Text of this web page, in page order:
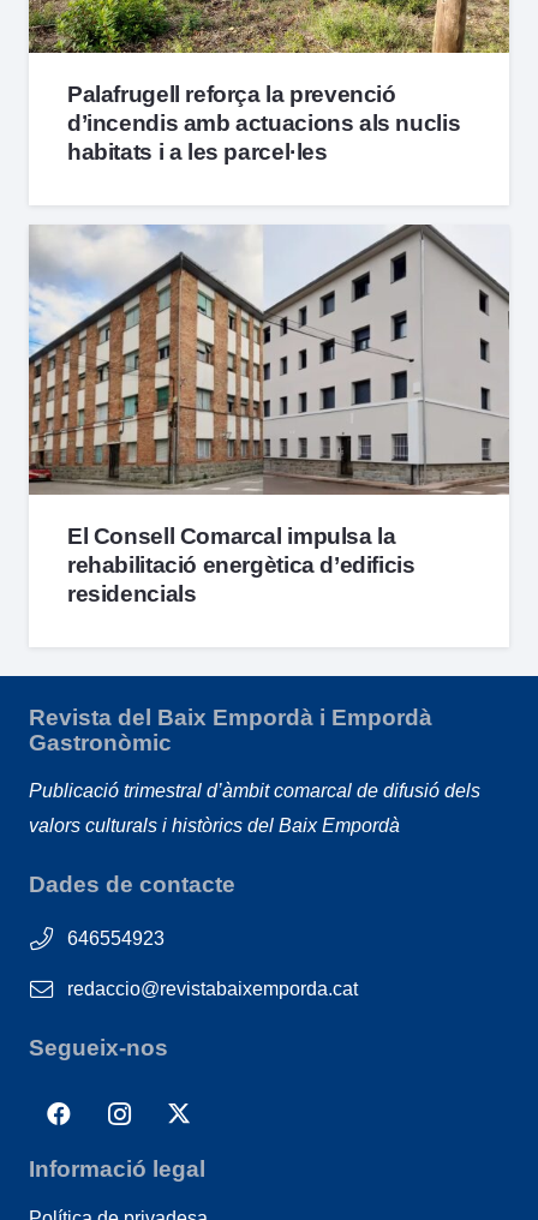
Palafrugell reforça la prevenció
d’incendis amb actuacions als nuclis
habitats i a les parcel·les
El Consell Comarcal impulsa la
rehabilitació energètica d’edificis
residencials
Revista del Baix Empordà i Empordà
Gastronòmic
Publicació trimestral d’àmbit comarcal de difusió dels
valors culturals i històrics del Baix Empordà
Dades de contacte
646554923
redaccio@revistabaixemporda.cat
Segueix-nos
Informació legal